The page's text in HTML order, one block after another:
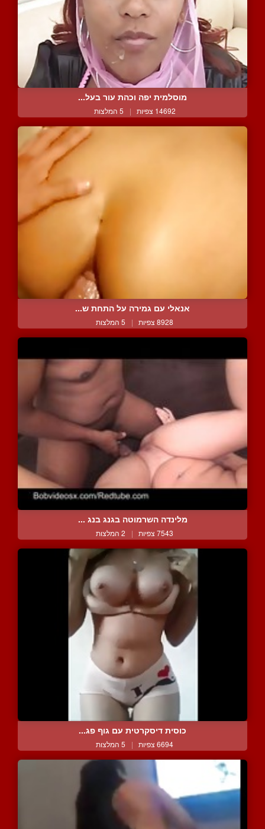
מוסלמית יפה וכהת עור בעל...
14692 צפיות | 5 המלצות
אנאלי עם גמירה על התחת ש...
8928 צפיות | 5 המלצות
מלינדה השרמוטה בגנג בנג ...
7543 צפיות | 2 המלצות
כוסית דיסקרטית עם גוף פג...
6694 צפיות | 5 המלצות